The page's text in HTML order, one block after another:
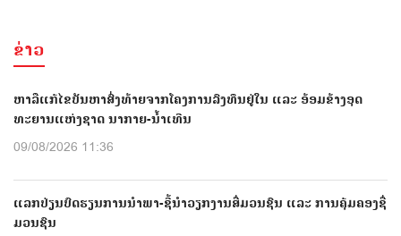
ຂ່າວ
ຫາລືແກ້ໄຂບັນຫາສົ່ງທ້າຍຈາກໂຄງການລົງທຶນຢູ່ໃນ ແລະ ອ້ອມຂ້າງອຸດ
ທະຍານແຫ່ງຊາດ ນາກາຍ-ນໍ້າເທີນ
09/08/2026 11:36
ແລກປ່ຽນບົດຮຽນການນຳພາ-ຊີ້ນຳວຽກງານສື່ມວນຊົນ ແລະ ການຄຸ້ມຄອງຊື່
ມວນຊົນ